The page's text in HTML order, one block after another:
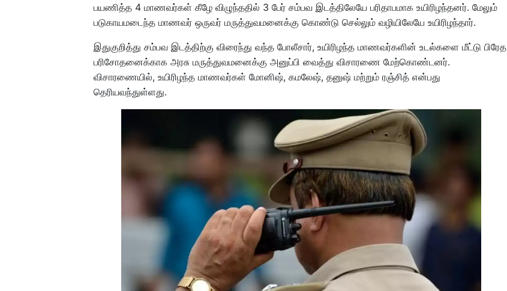
பயணித்த 4 மாணவர்கள் கீழே விழுந்ததில் 3 பேர் சம்பவ இடத்திலேயே பரிதாபமாக உயிரிழந்தனர். மேலும்
படுகாயமடைந்த மாணவர் ஒருவர் மருத்துவமனைக்கு கொண்டு செல்லும் வழியிலேயே உயிரிழந்தார்.
இதுகுறித்து சம்பவ இடத்திற்கு விரைந்து வந்த போலீசார், உயிரிழந்த மாணவர்களின் உடல்களை மீட்டு பிரேத
பரிசோதனைக்காக அரசு மருத்துவமனைக்கு அனுப்பி வைத்து விசாரணை மேற்கொண்டனர்.
விசாரணையில், உயிரிழந்த மாணவர்கள் மோனிஷ், கமலேஷ், தனுஷ் மற்றும் ரஞ்சித் என்பது
தெரியவந்துள்ளது.